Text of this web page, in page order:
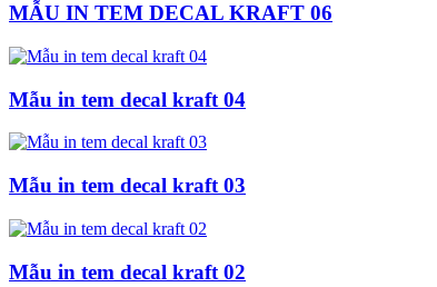
MẪU IN TEM DECAL KRAFT 06
Mẫu in tem decal kraft 04
Mẫu in tem decal kraft 03
Mẫu in tem decal kraft 02